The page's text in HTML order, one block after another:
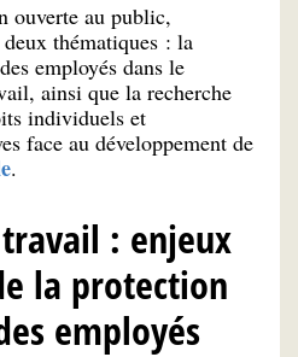
ouverte au public,
thématiques : la
employés dans le
ainsi que la recherche
individuels et
face au développement de
.
: enjeux
la protection
employés